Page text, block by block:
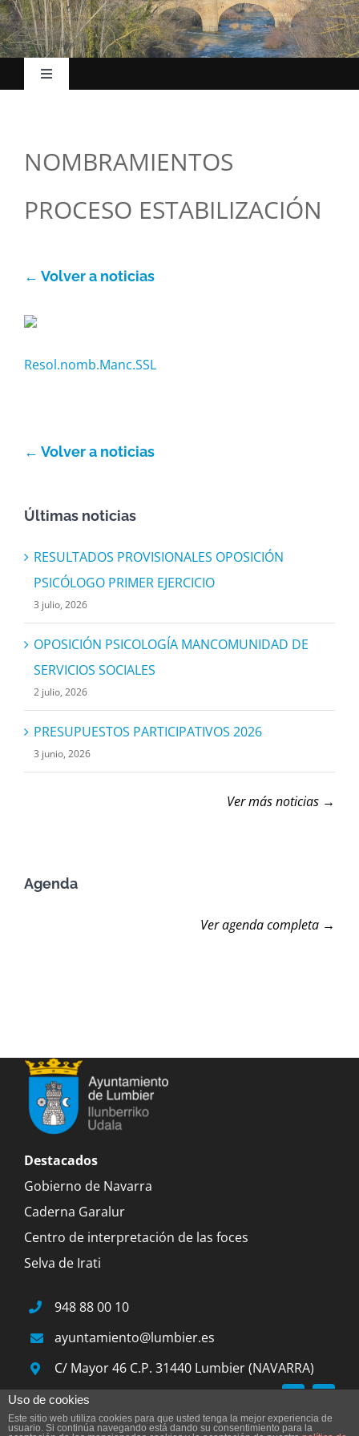
Toggle
El Ayuntamiento
Esc. Música
La villa
Turismo
NOMBRAMIENTOS
PROCESO ESTABILIZACIÓN
← Volver a noticias
Resol.nomb.Manc.SSL
← Volver a noticias
Últimas noticias
RESULTADOS PROVISIONALES OPOSICIÓN
PSICÓLOGO PRIMER EJERCICIO
3 julio, 2026
OPOSICIÓN PSICOLOGÍA MANCOMUNIDAD DE
SERVICIOS SOCIALES
2 julio, 2026
PRESUPUESTOS PARTICIPATIVOS 2026
3 junio, 2026
Ver más noticias →
Agenda
Ver agenda completa →
Destacados
Gobierno de Navarra
Caderna Garalur
Centro de interpretación de las foces
Selva de Irati
948 88 00 10
ayuntamiento@lumbier.es
C/ Mayor 46 C.P. 31440 Lumbier (NAVARRA)
© 2015 Ayuntamiento de Lumbier |Aviso legal|
Uso de cookies
Este sitio web utiliza cookies para que usted tenga la mejor experiencia de
usuario. Si continúa navegando está dando su consentimiento para la